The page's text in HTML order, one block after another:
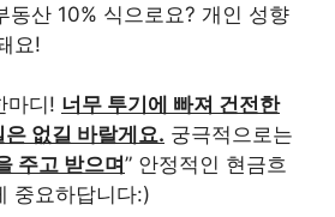
산 10% 식으로요? 개인 성향
요!
마디! 너무 투기에 빠져 건전한
없길 바랄게요. 궁극적으로는
주고 받으며 ” 안정적인 현금흐
중요하답니다:)